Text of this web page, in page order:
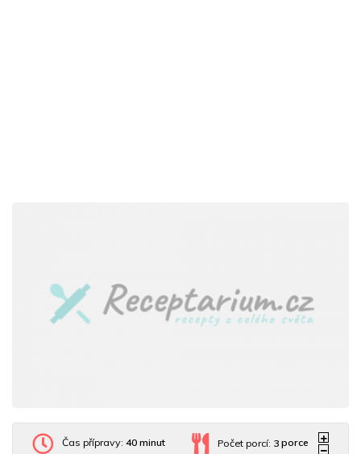
Čas přípravy:40 minut Počet porcí: 3 porce